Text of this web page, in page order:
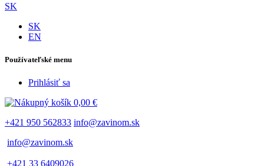
SK
SK
EN
Používateľské menu
Prihlásiť sa
0,00 €
+421 950 562833 info@zavinom.sk
info@zavinom.sk
+421 33 6409026